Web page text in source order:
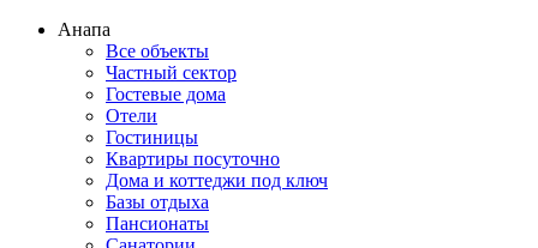
Анапа
Все объекты
Частный сектор
Гостевые дома
Отели
Гостиницы
Квартиры посуточно
Дома и коттеджи под ключ
Базы отдыха
Пансионаты